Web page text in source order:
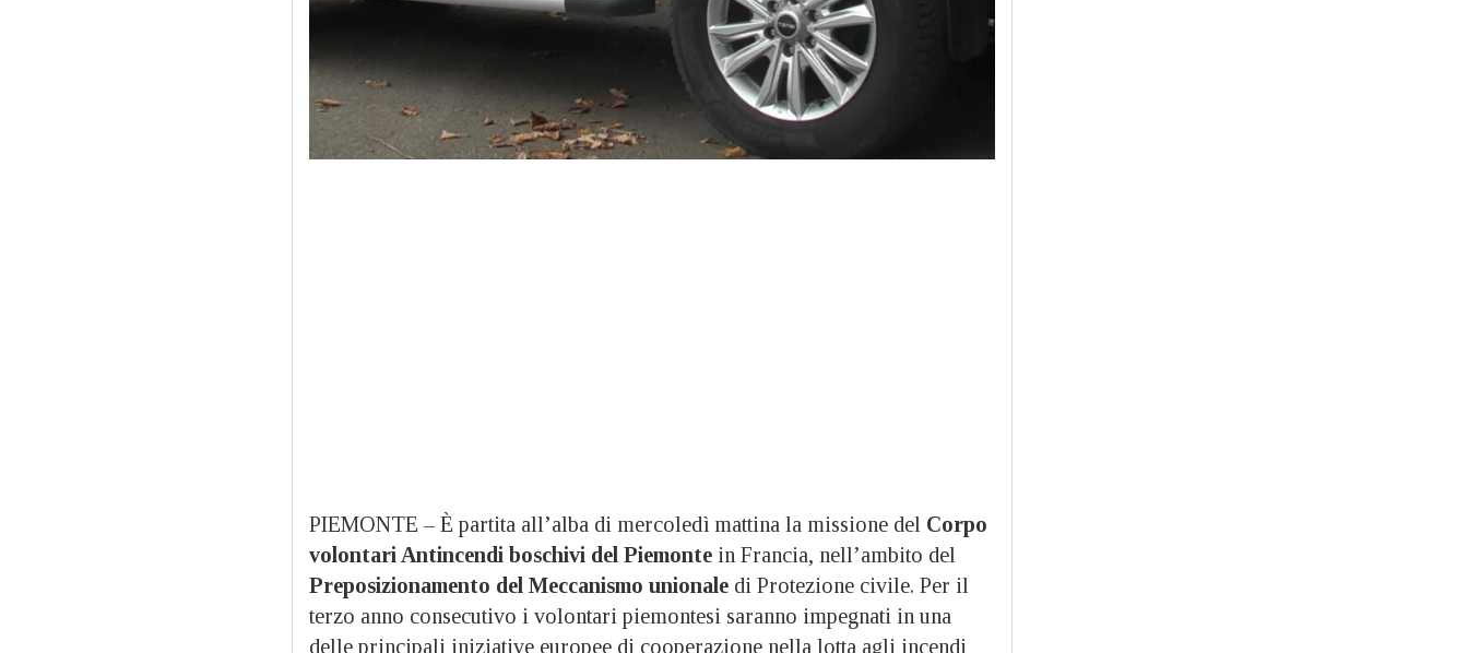
PIEMONTE – È partita all’alba di mercoledì mattina la missione del Corpo
volontari Antincendi boschivi del Piemonte in Francia, nell’ambito del
Preposizionamento del Meccanismo unionale di Protezione civile. Per il
terzo anno consecutivo i volontari piemontesi saranno impegnati in una
delle principali iniziative europee di cooperazione nella lotta agli incendi